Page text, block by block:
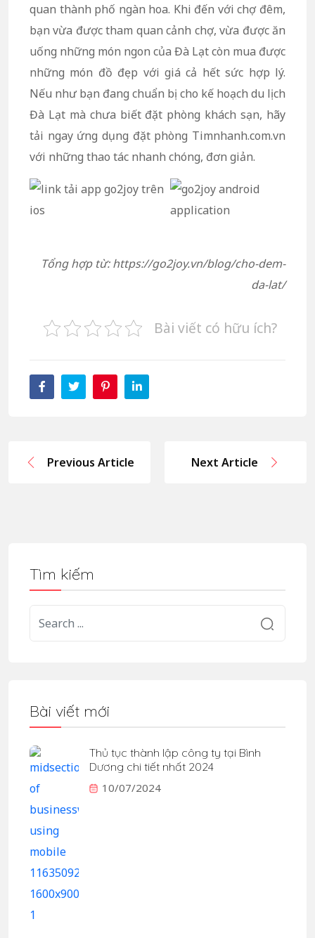
quan thành phố ngàn hoa. Khi đến với chợ đêm,
bạn vừa được tham quan cảnh chợ, vừa được ăn
uống những món ngon của Đà Lạt còn mua được
những món đồ đẹp với giá cả hết sức hợp lý.
Nếu như bạn đang chuẩn bị cho kế hoạch du lịch
Đà Lạt mà chưa biết đặt phòng khách sạn, hãy
tải ngay ứng dụng đặt phòng Timnhanh.com.vn
với những thao tác nhanh chóng, đơn giản.
Tổng hợp từ: https://go2joy.vn/blog/cho-dem-
da-lat/
Bài viết có hữu ích?
Previous Article Next Article
Tìm kiếm
Bài viết mới
Thủ tục thành lập công ty tại Bình
Dương chi tiết nhất 2024
10/07/2024